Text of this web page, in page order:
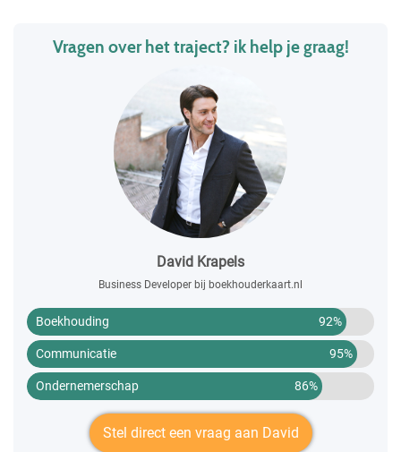
Vragen over het traject? ik help je graag!
David Krapels
Business Developer bij boekhouderkaart.nl
Boekhouding 92%
Communicatie 95%
Ondernemerschap 86%
Stel direct een vraag aan David